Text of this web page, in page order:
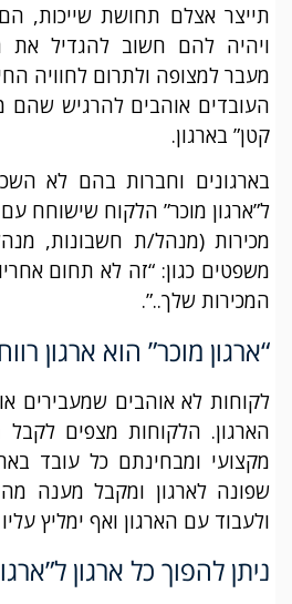
תייצר אצלם תחושת שייכות,
ויהיה להם חשוב להגדיל את
מעבר למצופה ולתרום לחוויה
העובדים אוהבים להרגיש שהם
קטן” בארגון.
בארגונים וחברות בהם לא
ל”ארגון מוכר” הלקוח שישוחח
מכירות (מנהל/ת חשבונות,
משפטים כגון: “זה לא תחום
המכירות שלך..”.
“ארגון מוכר” הוא ארגון
לקוחות לא אוהבים שמעבירים
הארגון. הלקוחות מצפים לקבל
מקצועי ומבחינתם כל עובד
שפונה לארגון ומקבל מענה
ולעבוד עם הארגון ואף ימליץ עליו
ניתן להפוך כל ארגון